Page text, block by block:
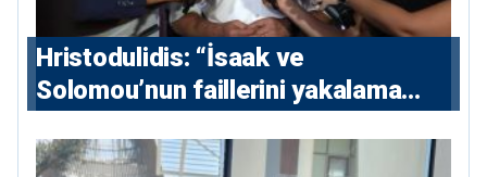
Hristodulidis: “İsaak ve
Solomou’nun faillerini yakalama
ve 5 uluslararası tutuklama emri